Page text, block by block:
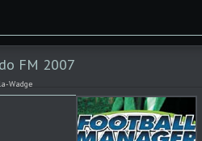
FM 2007
Wadge